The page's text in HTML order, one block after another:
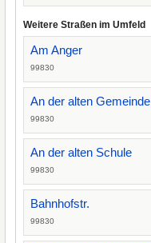
Weitere Straßen im Umfeld
Am Anger
99830
An der alten Gemeinde
99830
An der alten Schule
99830
Bahnhofstr.
99830